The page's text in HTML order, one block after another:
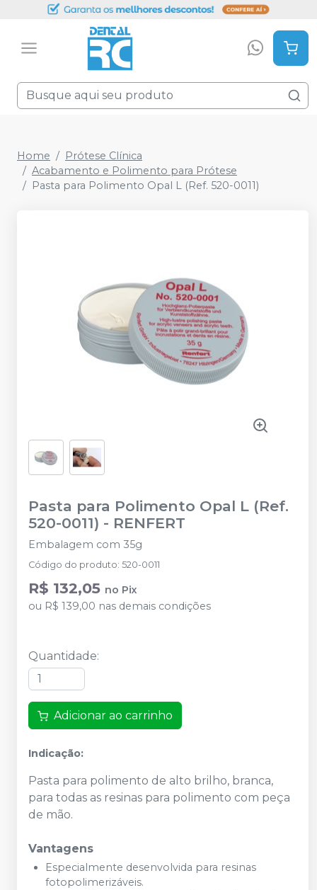
Home
Prótese Clínica
Acabamento e Polimento para Prótese
Pasta para Polimento Opal L (Ref. 520-0011)
Pasta para Polimento Opal L (Ref.
520-0011) - RENFERT
Embalagem com 35g
Código do produto: 520-0011
R$ 132,05 no Pix
ou R$ 139,00 nas demais condições
Quantidade:
Adicionar ao carrinho
Indicação:
Pasta para polimento de alto brilho, branca,
para todas as resinas para polimento com peça
de mão.
Vantagens
Especialmente desenvolvida para resinas
fotopolimerizáveis.